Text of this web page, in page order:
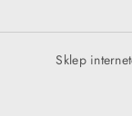
Sklep